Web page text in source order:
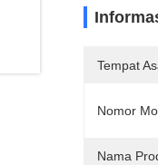
Tempat
Nomor
Nama